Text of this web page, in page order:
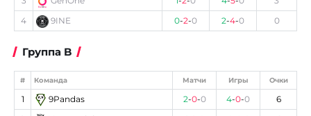
4
9INE 0-2-0 2-4-0 0
Группа B
# Команда Матчи Игры Очки
1 9Pandas 2-0-0 4-0-0
6